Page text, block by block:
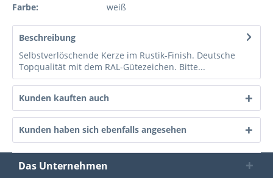
Farbe:
weiß
Beschreibung
Selbstverlöschende Kerze im Rustik-Finish. Deutsche
Topqualität mit dem RAL-Gütezeichen. Bitte...
Kunden kauften auch
Kunden haben sich ebenfalls angesehen
Das Unternehmen